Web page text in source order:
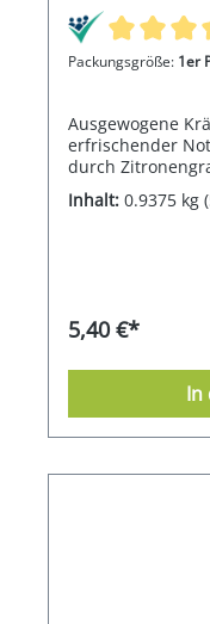
Packungsgröße: 1er
Ausgewogene
erfrischender
durch
Inhalt: 0.9375 kg
5,40 €*
In